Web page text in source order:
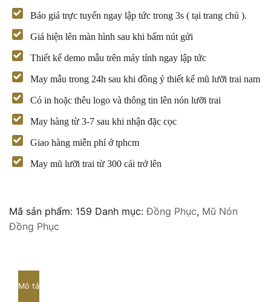
Báo giá trực tuyến ngay lập tức trong 3s ( tại trang chủ ).
Giá hiện lên màn hình sau khi bấm nút gửi
Thiết kế demo mẫu trên máy tính ngay lập tức
May mẫu trong 24h sau khi đồng ý thiết kế mũ lưỡi trai nam
Có in hoặc thêu logo và thông tin lên nón lưỡi trai
May hàng từ 3-7 sau khi nhận đặc cọc
Giao hàng miễn phí ở tphcm
May mũ lưỡi trai từ 300 cái trở lên
Mã sản phẩm: 159 Danh mục:Đồng Phục, Mũ Nón
Đồng Phục
Mô tả